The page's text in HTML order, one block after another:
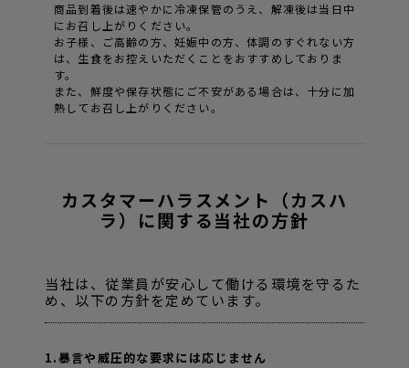
商品到着後は速やかに冷凍保管のうえ、解凍後は当日中
にお召し上がりください。
お子様、ご高齢の方、妊娠中の方、体調のすぐれない方
は、生食をお控えいただくことをおすすめしておりま
す。
また、鮮度や保存状態にご不安がある場合は、十分に加
熱してお召し上がりください。
カスタマーハラスメント（カスハ
ラ）に関する当社の方針
当社は、従業員が安心して働ける環境を守るた
め、以下の方針を定めています。
1.暴言や威圧的な要求には応じません